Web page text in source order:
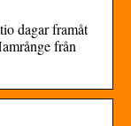
dagar framåt
från